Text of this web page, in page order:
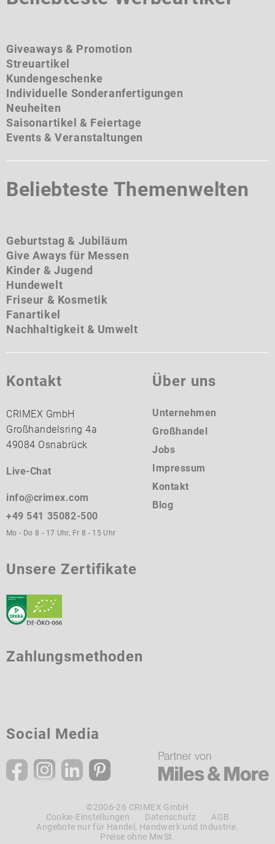
Giveaways & Promotion
Streuartikel
Kundengeschenke
Individuelle Sonderanfertigungen
Neuheiten
Saisonartikel & Feiertage
Events & Veranstaltungen
Beliebteste Themenwelten
Geburtstag & Jubiläum
Give Aways für Messen
Kinder & Jugend
Hundewelt
Friseur & Kosmetik
Fanartikel
Nachhaltigkeit & Umwelt
Kontakt
CRIMEX GmbH
Großhandelsring 4a
49084 Osnabrück
Live-Chat
info@crimex.com
+49 541 35082-500
Mo - Do 8 - 17 Uhr, Fr 8 - 15 Uhr
Über uns
Unternehmen
Großhandel
Jobs
Impressum
Kontakt
Blog
Unsere Zertifikate
Zahlungsmethoden
Social Media
©2006-26 CRIMEX GmbH
Angebote nur für Handel, Handwerk und Industrie.
Preise ohne MwSt.
Cookie-Einstellungen Datenschutz AGB